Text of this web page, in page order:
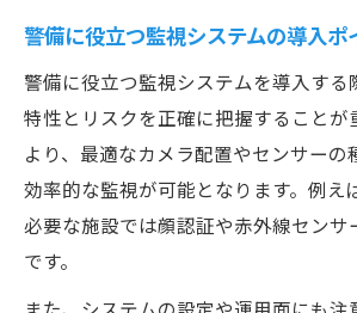
警備に役立つ監視システムの導入ポ
警備に役立つ監視システムを導入する
特性とリスクを正確に把握することが
より、最適なカメラ配置やセンサーの
効率的な監視が可能となります。例え
必要な施設では顔認証や赤外線センサ
です。